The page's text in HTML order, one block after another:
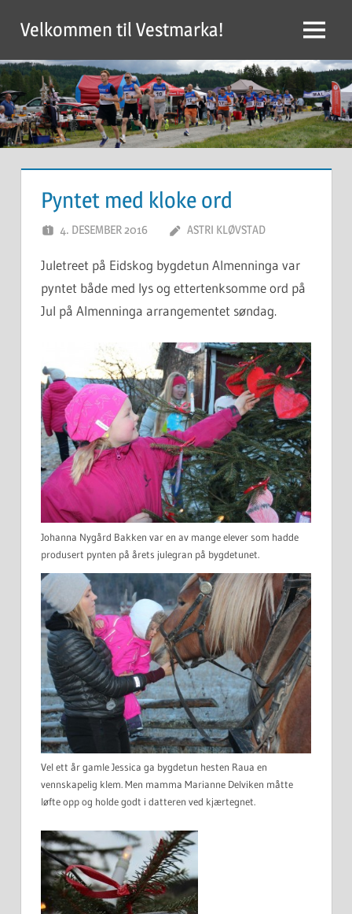
content
Velkommen til Vestmarka! Menu
Pyntet med kloke ord
4. DESEMBER 2016 ASTRI KLØVSTAD
Juletreet på Eidskog bygdetun Almenninga var
pyntet både med lys og ettertenksomme ord på
Jul på Almenninga arrangementet søndag.
Johanna Nygård Bakken var en av mange elever som hadde
produsert pynten på årets julegran på bygdetunet.
Vel ett år gamle Jessica ga bygdetun hesten Raua en
vennskapelig klem. Men mamma Marianne Delviken måtte
løfte opp og holde godt i datteren ved kjærtegnet.